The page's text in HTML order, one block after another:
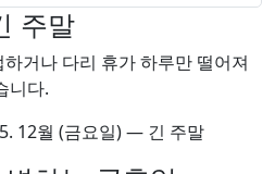
주말
거나 다리 휴가 하루만 떨어져
니다.
12월 (금요일) — 긴 주말